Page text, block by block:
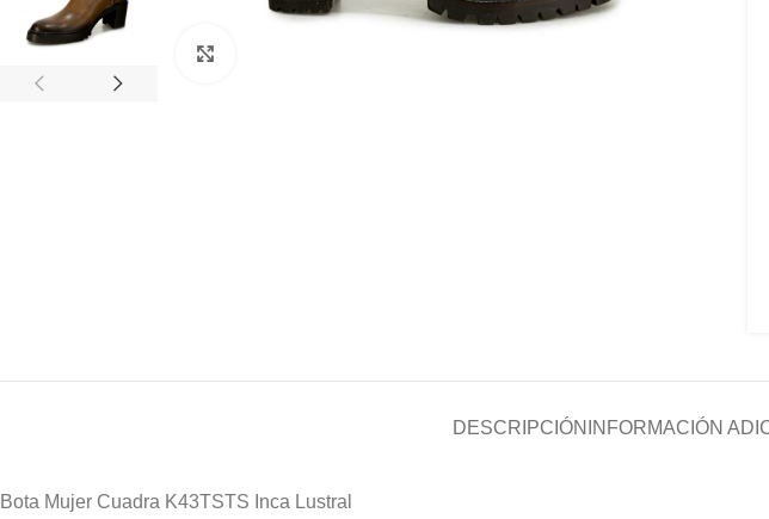
DESCRIPCIÓN INFORMACIÓN
Bota Mujer Cuadra K43TSTS Inca Lustral